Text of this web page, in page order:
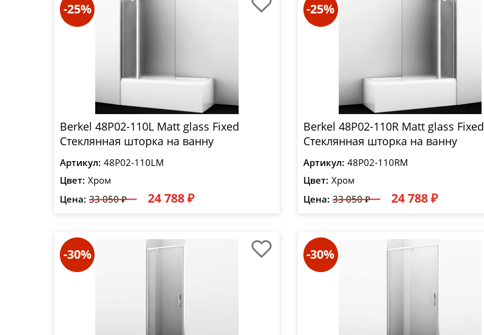
-25%
Berkel 48P02-110L Matt glass Fixed
Стеклянная шторка на ванну
Артикул: 48P02-110LM
Цвет: Хром
Цена: 33 050 ₽ 24 788 ₽
-25%
Berkel 48P02-110R Matt glass Fixed
Стеклянная шторка на ванну
Артикул: 48P02-110RM
Цвет: Хром
Цена: 33 050 ₽ 24 788 ₽
-30% -30%